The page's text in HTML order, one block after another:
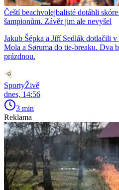
Čeští beachvolejbalisté dotáhli
šampionům. Závěr jim ale nevyšel
Jakub Šépka a Jiří Sedlák dotlačili
Mola a Søruma do tie-breaku. Dva
prázdnou.
SportyŽivě
dnes, 14:56
3 min
Reklama